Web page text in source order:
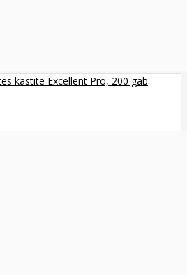
kastītē Excellent Pro, 200 gab